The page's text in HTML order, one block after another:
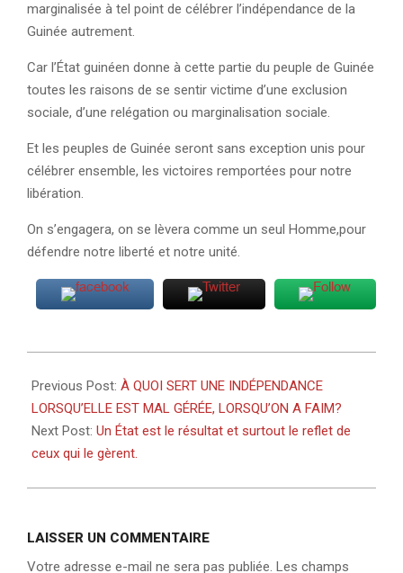
marginalisée à tel point de célébrer l’indépendance de la
Guinée autrement.
Car l’État guinéen donne à cette partie du peuple de Guinée
toutes les raisons de se sentir victime d’une exclusion
sociale, d’une relégation ou marginalisation sociale.
Et les peuples de Guinée seront sans exception unis pour
célébrer ensemble, les victoires remportées pour notre
libération.
On s’engagera, on se lèvera comme un seul Homme,pour
défendre notre liberté et notre unité.
10-
04
Previous Post: À QUOI SERT UNE INDÉPENDANCE
LORSQU’ELLE EST MAL GÉRÉE, LORSQU’ON A FAIM?
Next Post: Un État est le résultat et surtout le reflet de
ceux qui le gèrent.
LAISSER UN COMMENTAIRE
Votre adresse e-mail ne sera pas publiée. Les champs